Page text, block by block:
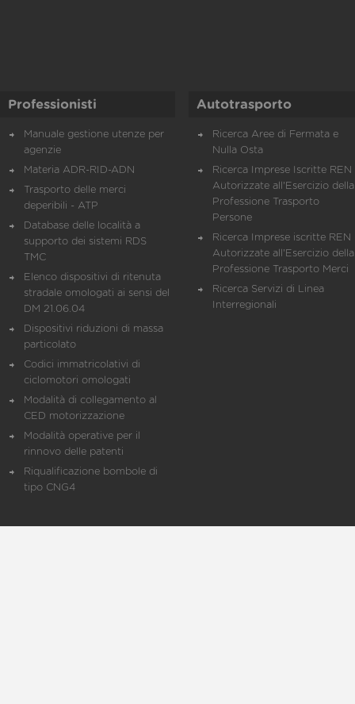
Professionisti
Manuale gestione utenze per
agenzie
Materia ADR-RID-ADN
Trasporto delle merci
deperibili - ATP
Database delle località a
supporto dei sistemi RDS
TMC
Elenco dispositivi di ritenuta
stradale omologati ai sensi del
DM 21.06.04
Dispositivi riduzioni di massa
particolato
Codici immatricolativi di
ciclomotori omologati
Modalità di collegamento al
CED motorizzazione
Modalità operative per il
rinnovo delle patenti
Riqualificazione bombole di
tipo CNG4
Autotrasporto
Ricerca Aree di Fermata e
Nulla Osta
Ricerca Imprese Iscritte REN
Autorizzate all'Esercizio della
Professione Trasporto
Persone
Ricerca Imprese iscritte REN
Autorizzate all'Esercizio della
Professione Trasporto Merci
Ricerca Servizi di Linea
Interregionali